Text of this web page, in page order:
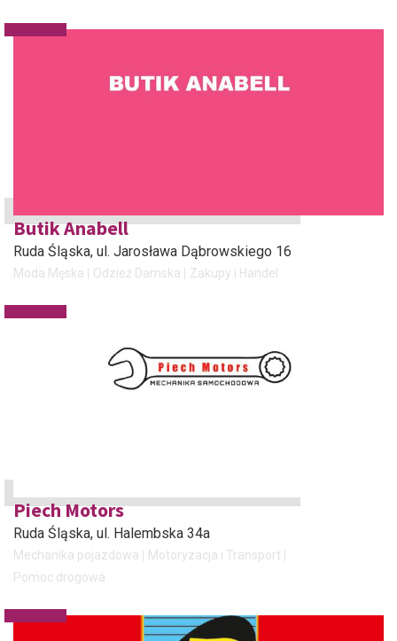
Butik Anabell
Ruda Śląska, ul. Jarosława Dąbrowskiego 16
Moda Męska Odzież Damska Zakupy i Handel
Piech Motors
Ruda Śląska, ul. Halembska 34a
Mechanika pojazdowa
Motoryzacja i Transport
Pomoc drogowa